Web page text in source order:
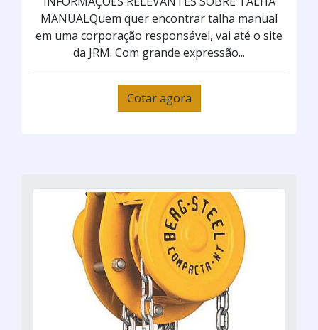
MANUALQuem quer encontrar talha manual
em uma corporação responsável, vai até o site
da JRM. Com grande expressão...
Cotar agora